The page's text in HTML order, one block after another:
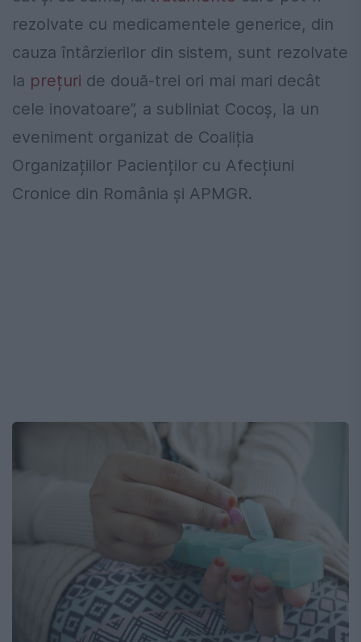
rezolvate cu medicamentele generice, din
cauza întârzierilor din sistem, sunt rezolvate
la prețuri de două-trei ori mai mari decât
cele inovatoare”, a subliniat Cocoș, la un
eveniment organizat de Coaliția
Organizațiilor Pacienților cu Afecțiuni
Cronice din România și APMGR.